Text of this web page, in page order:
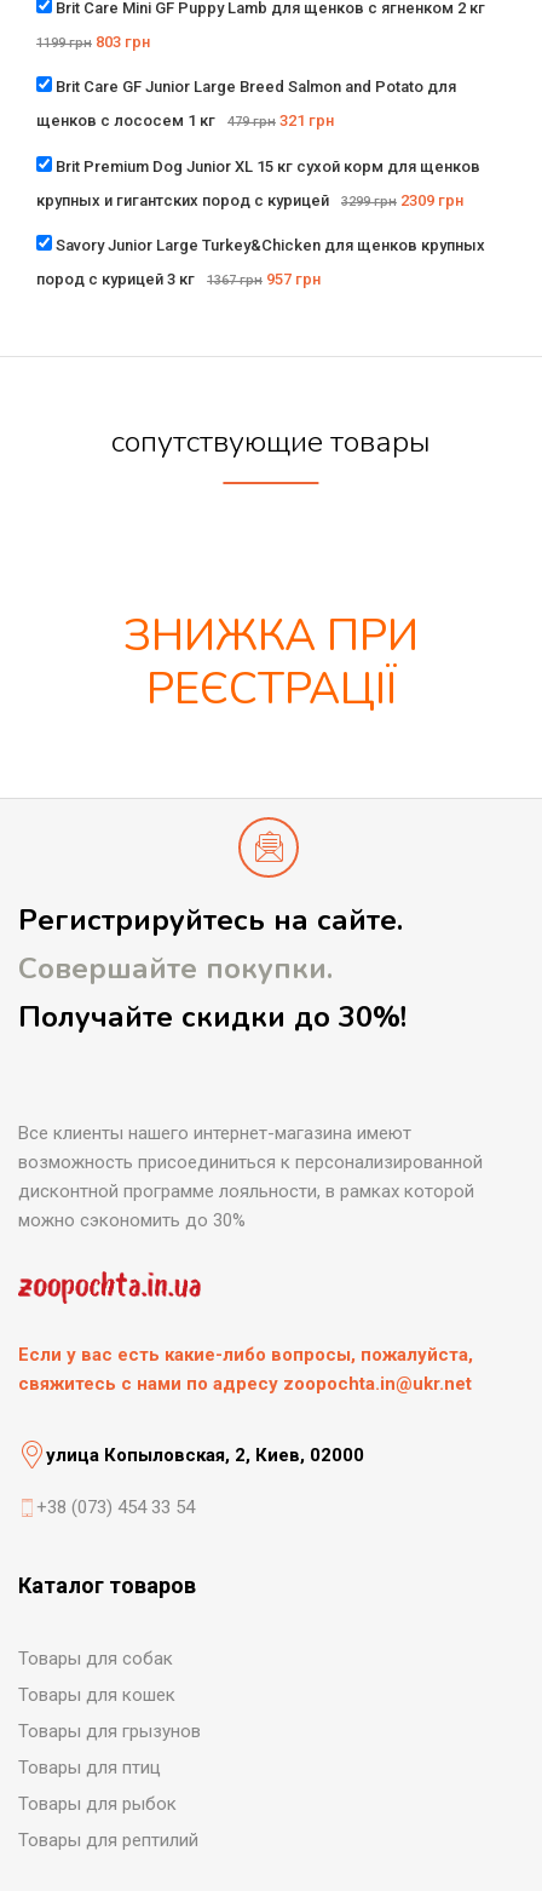
Brit Care Mini GF Puppy Lamb для щенков с ягненком 2 кг
1199грн 803 грн
Brit Care GF Junior Large Breed Salmon and Potato для
щенков с лососем 1 кг
479грн 321 грн
Brit Premium Dog Junior XL 15 кг сухой корм для щенков
крупных и гигантских пород c курицей
3299грн 2309 грн
Savory Junior Large Turkey&Chicken для щенков крупных
пород с курицей 3 кг
1367грн 957 грн
сопутствующие товары
ЗНИЖКА ПРИ
РЕЄСТРАЦІЇ
Регистрируйтесь на сайте.
Совершайте покупки.
Получайте скидки до 30%!
Все клиенты нашего интернет-магазина имеют
возможность присоединиться к персонализированной
дисконтной программе лояльности, в рамках которой
можно сэкономить до 30%
Если у вас есть какие-либо вопросы, пожалуйста,
свяжитесь с нами по адресу zoopochta.in@ukr.net
улица Копыловская, 2, Киев, 02000
+38 (073) 454 33 54
Каталог товаров
Товары для собак
Товары для кошек
Товары для грызунов
Товары для птиц
Товары для рыбок
Товары для рептилий